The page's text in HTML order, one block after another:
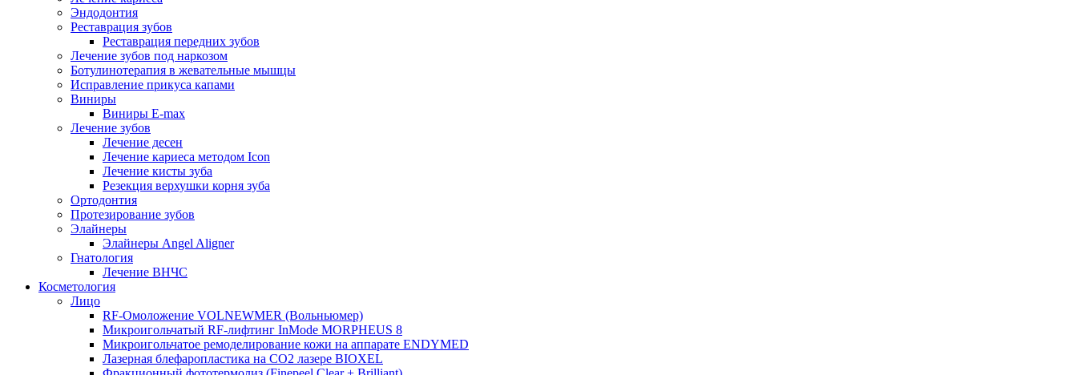
Эндодонтия
Реставрация зубов
Реставрация передних зубов
Лечение зубов под наркозом
Ботулинотерапия в жевательные мышцы
Исправление прикуса капами
Виниры
Виниры E-max
Лечение зубов
Лечение десен
Лечение кариеса методом Icon
Лечение кисты зуба
Резекция верхушки корня зуба
Ортодонтия
Протезирование зубов
Элайнеры
Элайнеры Angel Aligner
Гнатология
Лечение ВНЧС
Косметология
Лицо
RF-Омоложение VOLNEWMER (Вольньюмер)
Микроигольчатый RF-лифтинг InMode MORPHEUS 8
Микроигольчатое ремоделирование кожи на аппарате ENDYMED
Лазерная блефаропластика на CO2 лазере BIOXEL